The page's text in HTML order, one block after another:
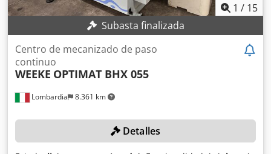
1 / 15
Subasta finalizada
Lombardia 8.361 km
Centro de mecanizado de paso
continuo
WEEKE OPTIMAT BHX 055
Detalles